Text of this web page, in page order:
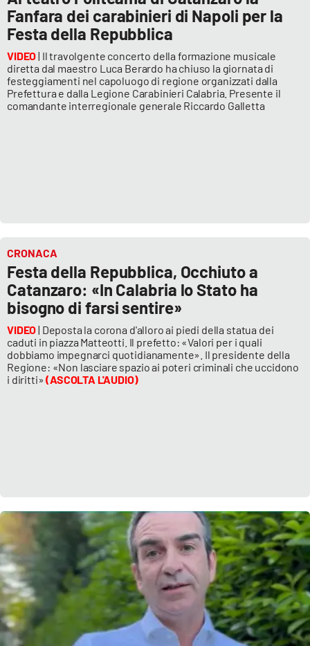
Fanfara dei carabinieri di Napoli per la
Festa della Repubblica
VIDEO| Il travolgente concerto della formazione musicale
diretta dal maestro Luca Berardo ha chiuso la giornata di
festeggiamenti nel capoluogo di regione organizzati dalla
Prefettura e dalla Legione Carabinieri Calabria. Presente il
comandante interregionale generale Riccardo Galletta
CRONACA
Festa della Repubblica, Occhiuto a
Catanzaro: «In Calabria lo Stato ha
bisogno di farsi sentire»
VIDEO| Deposta la corona d'alloro ai piedi della statua dei
caduti in piazza Matteotti. Il prefetto: «Valori per i quali
dobbiamo impegnarci quotidianamente». Il presidente della
Regione: «Non lasciare spazio ai poteri criminali che uccidono
i diritti»(ASCOLTA L'AUDIO)